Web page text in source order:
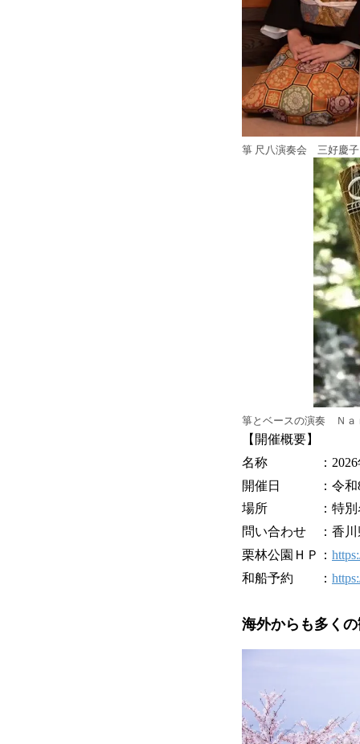
箏 尺八演奏会 三好慶子
箏とベースの演奏 Ｎａ
【開催概要】
名称 ：2026年（
開催日 ：令和8年
場所 ：特別名
問い合わせ ：香川
栗林公園ＨＰ：
和船予約 ：
海外からも多く